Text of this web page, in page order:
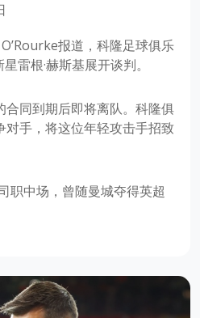
报道，科隆足球俱乐
雷根·赫斯基展开谈判。
合同到期后即将离队。科隆俱
对手，将这位年轻攻击手招致
职中场，曾随曼城夺得英超